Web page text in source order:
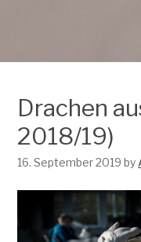
Drachen
2018/19)
16. September 2019 by